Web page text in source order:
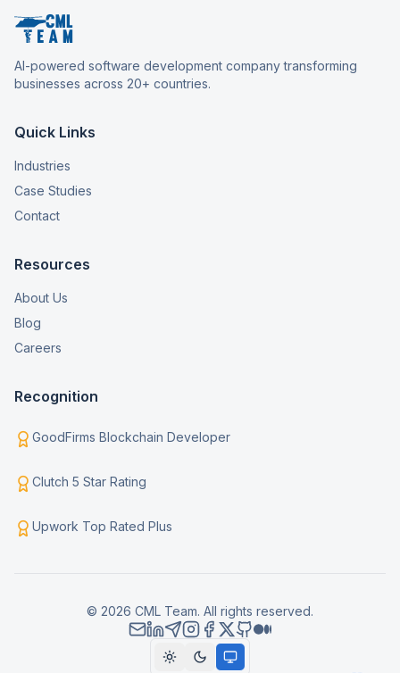
AI-powered software development company transforming
businesses across 20+ countries.
Quick Links
Industries
Case Studies
Contact
Resources
About Us
Blog
Careers
Recognition
GoodFirms Blockchain Developer
Clutch 5 Star Rating
Upwork Top Rated Plus
© 2026 CML Team. All rights reserved.